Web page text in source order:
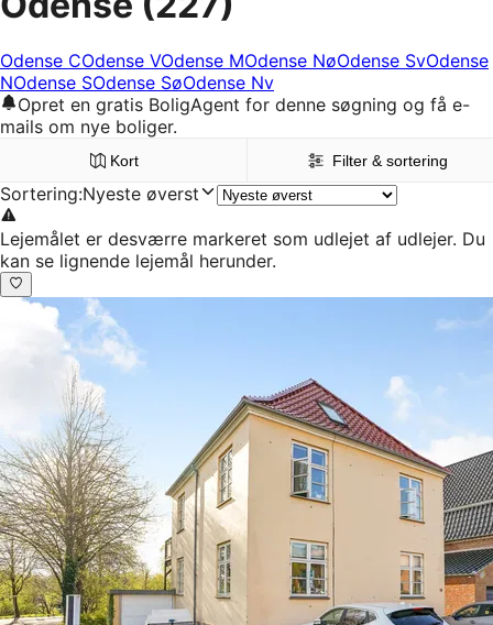
Odense COdense VOdense MOdense NøOdense SvOdense
NOdense SOdense SøOdense Nv
Opret en gratis BoligAgent for denne søgning og få e-
mails om nye boliger.
Kort Filter & sortering
Sortering:Nyeste øverst
Lejemålet er desværre markeret som udlejet af udlejer. Du
kan se lignende lejemål herunder.